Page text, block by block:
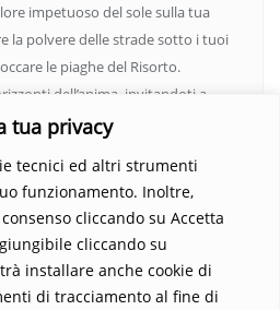
tua privacy
tecnici ed altri strumenti
funzionamento. Inoltre,
cliccando su Accetta
cliccando su
installare anche cookie di
di tracciamento al fine di
impetuoso del sole sulla tua
la polvere delle strade sotto i tuoi
le piaghe del Risorto.
dell’anima, invitandoti a
Scopri un mondo in cui
l’occasione di immergerti in
Acquista il libro e lascia che la